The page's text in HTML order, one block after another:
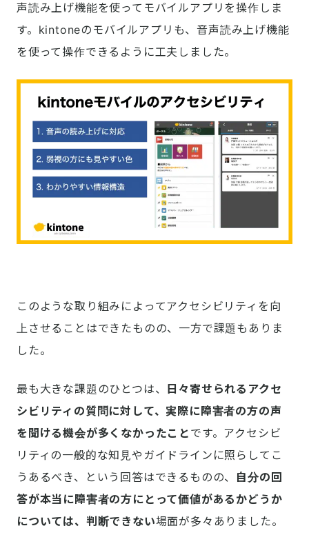
声読み上げ機能を使ってモバイルアプリを操作しま
す。kintoneのモバイルアプリも、音声読み上げ機能
を使って操作できるように工夫しました。
このような取り組みによってアクセシビリティを向
上させることはできたものの、一方で課題もありま
した。
最も大きな課題のひとつは、 日々寄せられるアクセ
シビリティの質問に対して、実際に障害者の方の声
を聞ける機会が多くなかったこと です。アクセシビ
リティの一般的な知見やガイドラインに照らしてこ
うあるべき、という回答はできるものの、 自分の回
答が本当に障害者の方にとって価値があるかどうか
については、判断できない場面が多々ありました。